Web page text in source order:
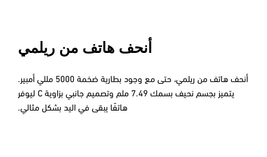
أنحف هاتف من ريلمي
أنحف هاتف من ريلمي، حتى مع وجود بطارية ضخمة 5000 مللي أمبير.
يتميز بجسم نحيف بسمك 7.49 ملم وتصميم جانبي بزاوية C ليوفر
هاتفًا يبقى في اليد بشكل مثالي.